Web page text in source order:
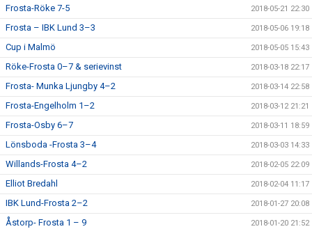
Frosta-Röke 7-5 2018-05-21 22:30
Frosta – IBK Lund 3–3 2018-05-06 19:18
Cup i Malmö 2018-05-05 15:43
Röke-Frosta 0–7 & serievinst 2018-03-18 22:17
Frosta- Munka Ljungby 4–2 2018-03-14 22:58
Frosta-Engelholm 1–2 2018-03-12 21:21
Frosta-Osby 6–7 2018-03-11 18:59
Lönsboda -Frosta 3–4 2018-03-03 14:33
Willands-Frosta 4–2 2018-02-05 22:09
Elliot Bredahl 2018-02-04 11:17
IBK Lund-Frosta 2–2 2018-01-27 20:08
Åstorp- Frosta 1 – 9 2018-01-20 21:52